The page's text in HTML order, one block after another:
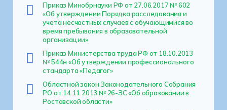
Приказ Минобрнауки РФ от 27.06.2017 № 602
«Об утверждении Порядка расследования и
учета несчастных случаев с обучающимися во
время пребывания в образовательной
организации»
Приказ Министерства труда РФ от 18.10.2013
№ 544н «Об утверждении профессионального
стандарта «Педагог»
Областной закон Законодательного Собрания
РО от 14.11.2013 № 26-ЗС «Об образовании в
Ростовской области»